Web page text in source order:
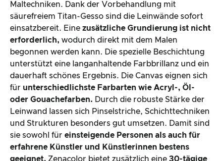
Maltechniken. Dank der Vorbehandlung mit
säurefreiem Titan-Gesso sind die Leinwände sofort
einsatzbereit. Eine zusätzliche Grundierung ist nicht
erforderlich, wodurch direkt mit dem Malen
begonnen werden kann. Die spezielle Beschichtung
unterstützt eine langanhaltende Farbbrillanz und ein
dauerhaft schönes Ergebnis. Die Canvas eignen sich
für unterschiedlichste Farbarten wie Acryl-, Öl-
oder Gouachefarben. Durch die robuste Stärke der
Leinwand lassen sich Pinselstriche, Schichttechniken
und Strukturen besonders gut umsetzen. Damit sind
sie sowohl für einsteigende Personen als auch für
erfahrene Künstler und Künstlerinnen bestens
geeignet. Zenacolor bietet zusätzlich eine 30-tägige